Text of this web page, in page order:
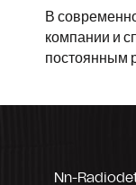
В
компании и
постоянным
Nn-